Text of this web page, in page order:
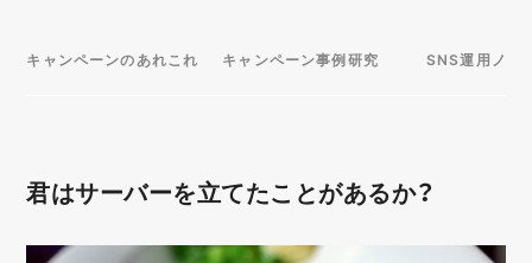
キャンペーンのあれこれ キャンペーン事例研究 SNS運用ノウ
君はサーバーを立てたことがあるか？